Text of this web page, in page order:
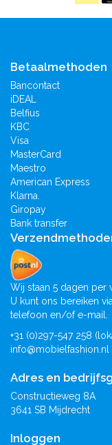
Betaalmethoden
Bancontact
iDEAL
Belfius
KBC
Visa
MasterCard
Maestro
American Express
Klarna.
Giropay
Bank transfer
Wij staan 5 dagen per
U kunt ons bereiken
telefoon en/of e-mail.
+31 (0)297-547 258
info@mobielfashion.nl
Adres en
Constructieweg 8A
3641 SB Mijdrecht
Inloggen